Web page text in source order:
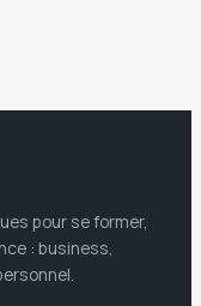
pour se former,
: business,